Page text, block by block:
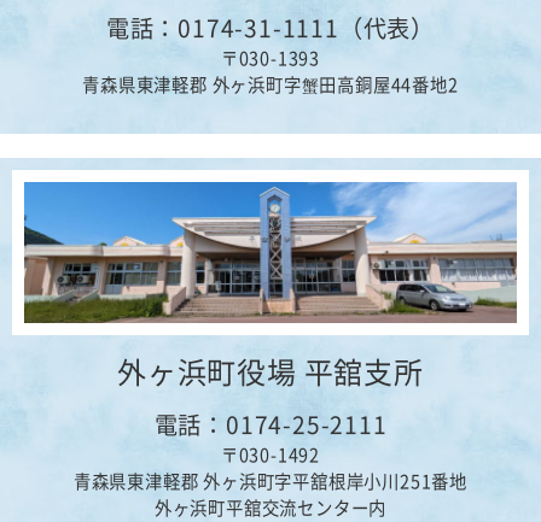
電話：0174-31-1111（代表）
〒030-1393
青森県東津軽郡 外ヶ浜町字蟹田高銅屋44番地2
外ヶ浜町役場 平舘支所
電話：0174-25-2111
〒030-1492
青森県東津軽郡 外ヶ浜町字平舘根岸小川251番地
外ヶ浜町平舘交流センター内